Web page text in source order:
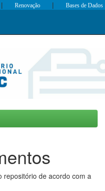
| Renovação | Bases de Dados
repositório de acordo com a